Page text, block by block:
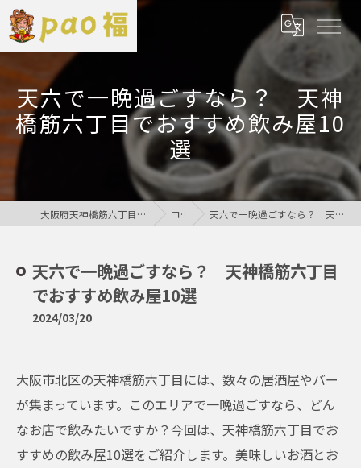
天六で一晩過ごすなら？ 天神
橋筋六丁目でおすすめ飲み屋10
選
大阪府天神橋筋六丁目の居酒屋なら鶏居酒屋pao福 コラム 天六で一晩過ごすなら？ 天神橋筋六丁目でおすすめ飲み屋10選
天六で一晩過ごすなら？ 天神橋筋六丁目
でおすすめ飲み屋10選
2024/03/20
大阪市北区の天神橋筋六丁目には、数々の居酒屋やバー
が集まっています。このエリアで一晩過ごすなら、どん
なお店で飲みたいですか？今回は、天神橋筋六丁目でお
すすめの飲み屋10選をご紹介します。美味しいお酒とお